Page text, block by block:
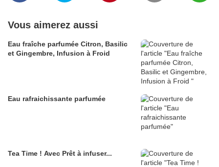
Vous aimerez aussi
Eau fraîche parfumée Citron, Basilic
et Gingembre, Infusion à Froid
Eau rafraichissante parfumée
Tea Time ! Avec Prêt à infuser...